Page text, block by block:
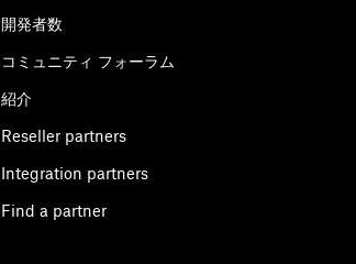
開発者数
コミュニティ フォーラム
紹介
Reseller partners
Integration partners
Find a partner